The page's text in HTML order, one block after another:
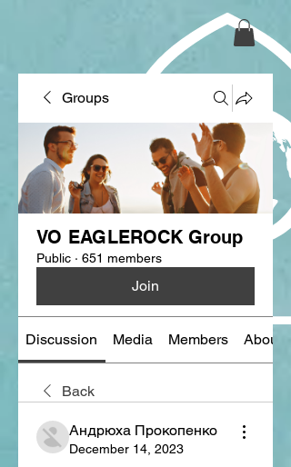
Groups
VO EAGLEROCK Group
Public · 651 members
Join
Discussion Media Members About
Back
Андрюха Прокопенко
December 14, 2023